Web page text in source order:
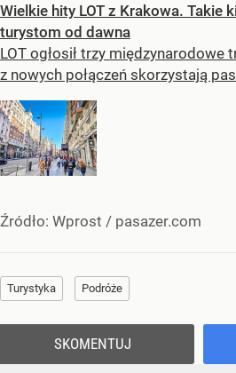
Wielkie hity LOT z Krakowa. Takie
turystom od dawna
LOT ogłosił trzy międzynarodowe
z nowych połączeń skorzystają
Źródło: Wprost / pasazer.com
Turystyka Podróże
SKOMENTUJ